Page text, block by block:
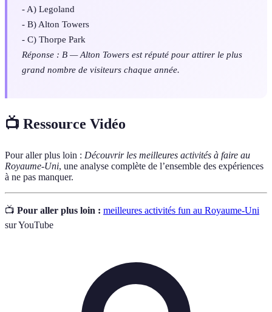
- A) Legoland
- B) Alton Towers
- C) Thorpe Park
Réponse : B — Alton Towers est réputé pour attirer le plus
grand nombre de visiteurs chaque année.
📺 Ressource Vidéo
Pour aller plus loin : Découvrir les meilleures activités à faire au
Royaume-Uni, une analyse complète de l’ensemble des expériences
à ne pas manquer.
📺 Pour aller plus loin : meilleures activités fun au Royaume-Uni
sur YouTube